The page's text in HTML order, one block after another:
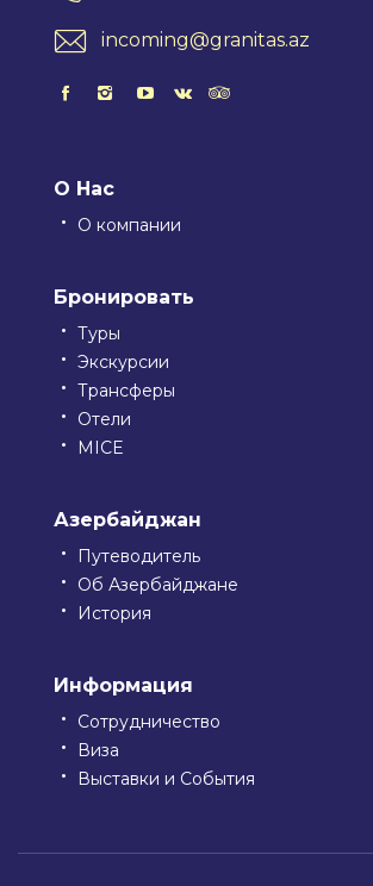
incoming@granitas.az
О Нас
О компании
Бронировать
Туры
Экскурсии
Трансферы
Отели
MICE
Азербайджан
Путеводитель
Об Азербайджане
История
Информация
Сотрудничество
Виза
Выставки и События